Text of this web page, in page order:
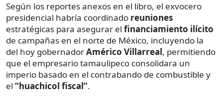
Según los reportes anexos en el libro, el exvocero
presidencial habría coordinado reuniones
estratégicas para asegurar el financiamiento ilícito
de campañas en el norte de México, incluyendo la
del hoy gobernadorAmérico Villarreal, permitiendo
que el empresario tamaulipeco consolidara un
imperio basado en el contrabando de combustible y
el “huachicol fiscal”.